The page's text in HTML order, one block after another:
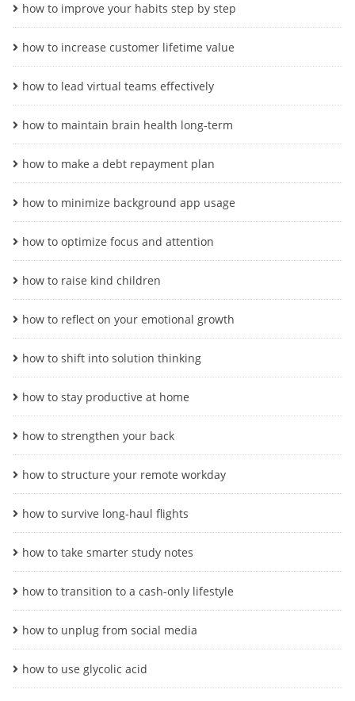
how to improve your habits step by step
how to increase customer lifetime value
how to lead virtual teams effectively
how to maintain brain health long-term
how to make a debt repayment plan
how to minimize background app usage
how to optimize focus and attention
how to raise kind children
how to reflect on your emotional growth
how to shift into solution thinking
how to stay productive at home
how to strengthen your back
how to structure your remote workday
how to survive long-haul flights
how to take smarter study notes
how to transition to a cash-only lifestyle
how to unplug from social media
how to use glycolic acid